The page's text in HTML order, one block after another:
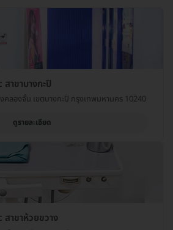
าขาบางกะปิ
ลองจั่น เขตบางกะปิ กรุงเทพมหานคร 10240
ดูรายละเอียด
าขาห้วยขวาง